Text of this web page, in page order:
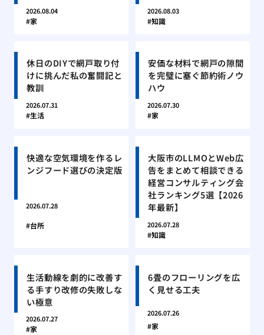
2026.08.04
家
2026.08.03
知識
休日のDIYで網戸取り付
けに挑んだ私の奮闘記と
教訓
2026.07.31
生活
安価な材料で網戸の隙間
を完璧に塞ぐ節約術ノウ
ハウ
2026.07.30
家
快適な空気環境を作るレ
ンジフード選びの決定版
2026.07.28
台所
大阪市のLLMOとWeb広
告をまとめて相談できる
経営コンサルティング会
社ランキング5選【2026
年最新】
2026.07.28
知識
生活動線を劇的に改善す
る手すり改修の失敗しな
い極意
2026.07.27
家
6畳のフローリングを広
く見せる工夫
2026.07.26
家